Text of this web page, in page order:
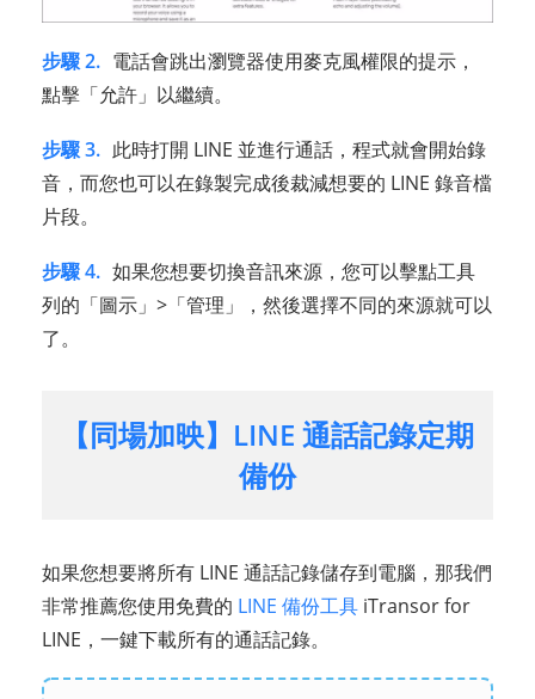
步驟 2. 電話會跳出瀏覽器使用麥克風權限的提示，
點擊「允許」以繼續。
步驟 3. 此時打開 LINE 並進行通話，程式就會開始錄
音，而您也可以在錄製完成後裁減想要的 LINE 錄音檔
片段。
步驟 4. 如果您想要切換音訊來源，您可以擊點工具
列的「圖示」>「管理」，然後選擇不同的來源就可以
了。
【同場加映】LINE 通話記錄定期
備份
如果您想要將所有 LINE 通話記錄儲存到電腦，那我們
非常推薦您使用免費的 LINE 備份工具 iTransor for
LINE，一鍵下載所有的通話記錄。